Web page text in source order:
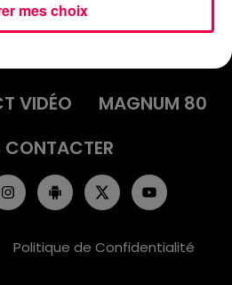
EMISSIONS
VIDÉO
MAGNUM 80
CONTACTER
Politique de Confidentialité
mes choix